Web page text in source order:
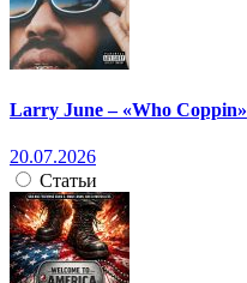
Larry June – «Who Coppin»
20.07.2026
Статьи